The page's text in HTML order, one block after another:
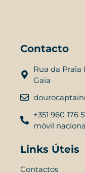
Contacto
Rua da Praia
Gaia
+351 960
móvil
Links Úteis
Contactos